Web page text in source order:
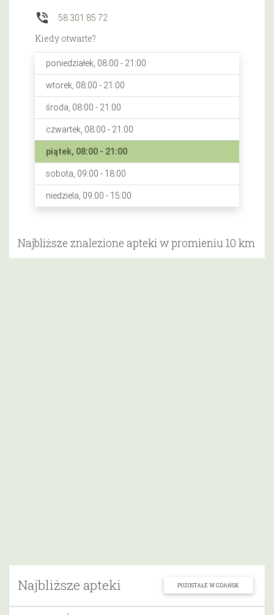
Najbliższe apteki POZOSTAŁE W GDAŃSK
phone_in_talk 58 301 85 72
Kiedy otwarte?
poniedziałek, 08:00 - 21:00
wtorek, 08:00 - 21:00
środa, 08:00 - 21:00
czwartek, 08:00 - 21:00
piątek, 08:00 - 21:00
sobota, 09:00 - 18:00
niedziela, 09:00 - 15:00
Najbliższe znalezione apteki w promieniu 10 km